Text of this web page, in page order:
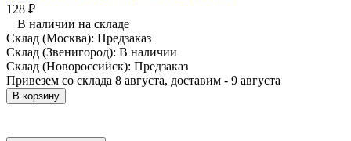
128 ₽
В наличии на складе
Склад (Москва): Предзаказ
Склад (Звенигород): В наличии
Склад (Новороссийск): Предзаказ
Привезем со склада 8 августа, доставим - 9 августа
В корзину